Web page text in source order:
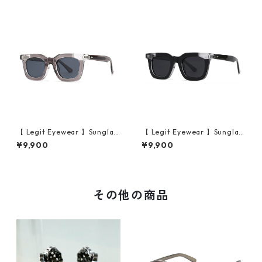
【 Legit Eyewear 】Sunglas
ses Konoe (Clear Grey/Gre
y)
¥9,900
【 Legit Eyewear 】Sunglas
ses Konoe (Black Clear/Gre
y)
¥9,900
その他の商品